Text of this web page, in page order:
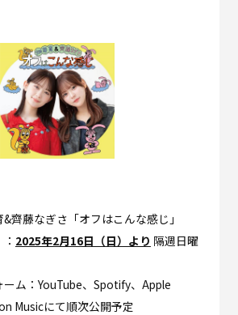
齊藤なぎさ「オフはこんな感じ」
2025年2月16日（日）より 隔週日曜
ム：YouTube、Spotify、Apple
Musicにて順次公開予定